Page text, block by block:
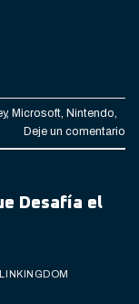
, Microsoft, Nintendo,
Deje un comentario
Desafía el
LINKINGDOM